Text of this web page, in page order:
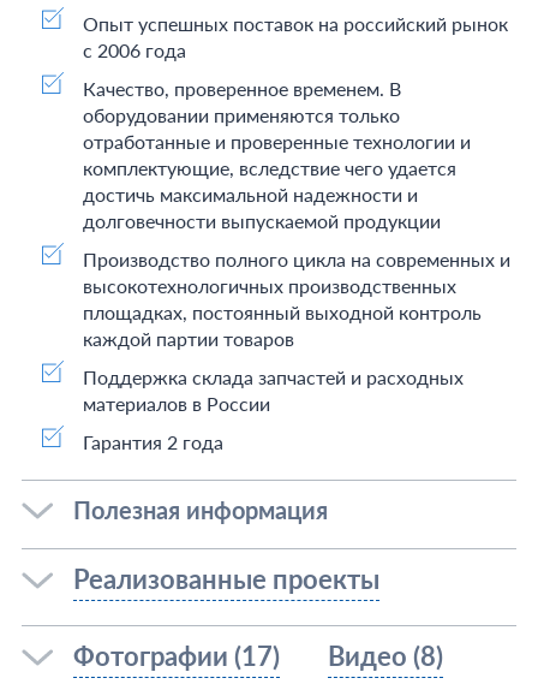
Опыт успешных поставок на российский рынок
с 2006 года
Качество, проверенное временем. В
оборудовании применяются только
отработанные и проверенные технологии и
комплектующие, вследствие чего удается
достичь максимальной надежности и
долговечности выпускаемой продукции
Производство полного цикла на современных и
высокотехнологичных производственных
площадках, постоянный выходной контроль
каждой партии товаров
Поддержка склада запчастей и расходных
материалов в России
Гарантия 2 года
Полезная информация
Реализованные проекты
Фотографии (17) Видео (8)